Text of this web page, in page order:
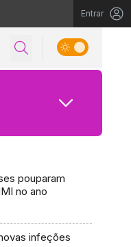
Entrar
pouparam
no ano
infeções